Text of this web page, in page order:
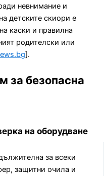
невнимание и
детските скиори е
каски и правилна
родителски или
].
за безопасна
на оборудване
за всеки
защитни очила и